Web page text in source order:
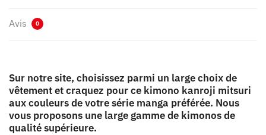
Avis 0
Sur notre site, choisissez parmi un large choix de
vêtement et craquez pour ce kimono kanroji mitsuri
aux couleurs de votre série manga préférée. Nous
vous proposons une large gamme de kimonos de
qualité supérieure.